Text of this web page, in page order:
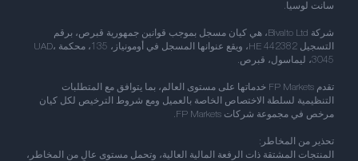
سانت لوسيا.
شركة Bivalto Ltd، هي كيان مسجل بموجب قوانين جمهورية قبرص، برقم
التسجيل HE 442382، ويقع عنوانها المسجل في أومونياز، 135، محكمة UAD،
3045، ليماسول، قبرص.
تقدم FP Markets خدماتها على مستوى العالم، بما يتوافق مع المتطلبات
التنظيمية لسلطة الاختصاص الخاصة بالعميل ومع شروط الترخيص لكل كيان
مرخص في مجموعة شركات FP Markets.
تحذير من المخاطر:
المنتجات المشتقة ذات الرفعة المالية العالية، وتحمل مستوى عالٍ من المخاطر،